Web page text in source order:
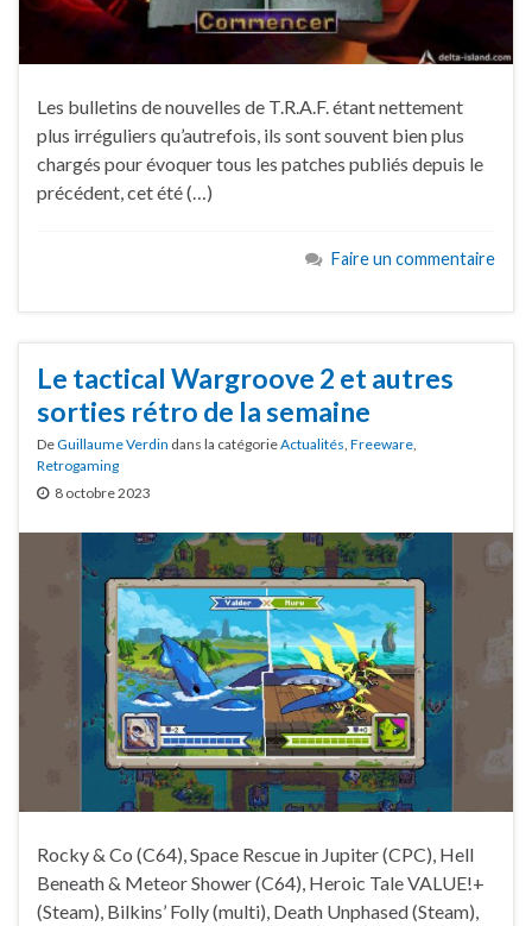
Les bulletins de nouvelles de T.R.A.F. étant nettement
plus irréguliers qu’autrefois, ils sont souvent bien plus
chargés pour évoquer tous les patches publiés depuis le
précédent, cet été (…)
Faire un commentaire
Le tactical Wargroove 2 et autres
sorties rétro de la semaine
DeGuillaume Verdin dans la catégorieActualités, Freeware,
Retrogaming
8 octobre 2023
Rocky & Co (C64), Space Rescue in Jupiter (CPC), Hell
Beneath & Meteor Shower (C64), Heroic Tale VALUE!+
(Steam), Bilkins’ Folly (multi), Death Unphased (Steam),